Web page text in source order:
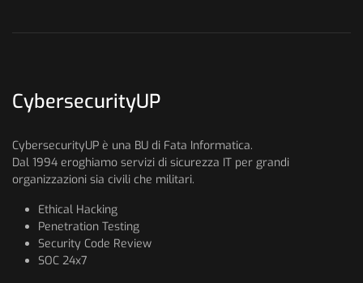
CybersecurityUP
CybersecurityUP è una BU di Fata Informatica.
Dal 1994 eroghiamo servizi di sicurezza IT per grandi
organizzazioni sia civili che militari.
Ethical Hacking
Penetration Testing
Security Code Review
SOC 24x7